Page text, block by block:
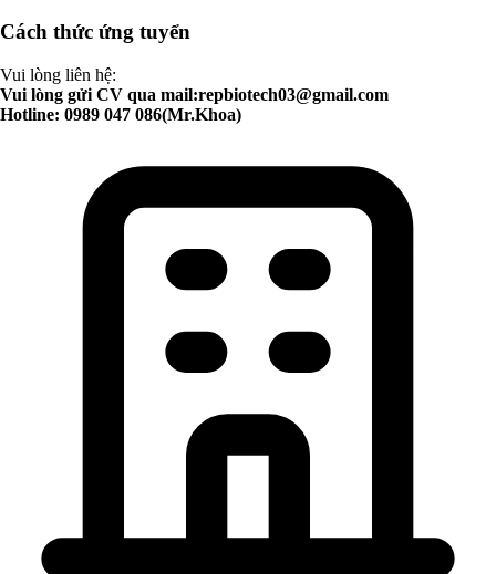
Cách thức ứng tuyển
Vui lòng liên hệ:
Vui lòng gửi CV qua mail:repbiotech03@gmail.com
Hotline: 0989 047 086(Mr.Khoa)